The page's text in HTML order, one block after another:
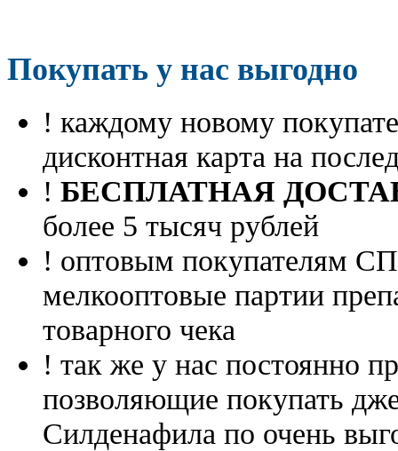
Покупать у нас выгодно
! каждому новому
дисконтная карта на
! БЕСПЛАТНАЯ
более 5 тысяч рублей
! оптовым покупателям
мелкооптовые партии
товарного чека
! так же у нас постоянно
позволяющие покупать
Силденафила по очень